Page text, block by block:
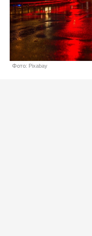
Фото: Pixabay